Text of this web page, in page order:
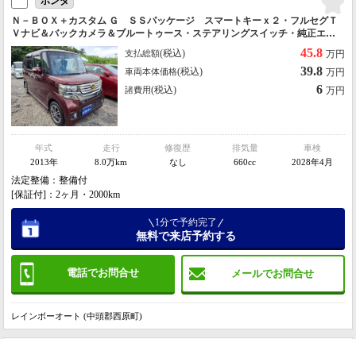
Ｎ－ＢＯＸ＋カスタム Ｇ ＳＳパッケージ スマートキーｘ２・フルセグＴ
Ｖナビ＆バックカメラ＆ブルートゥース・ステアリングスイッチ・純正エア
ロ＆アルミ＆フォグ・リヤ天井スピーカー・記録簿＆取説・禁煙車
支払総額(税込) 45.8 万円
車両本体価格(税込) 39.8 万円
諸費用(税込) 6 万円
年式
2013年
走行
8.0万km
修復歴
なし
排気量
660cc
車検
2028年4月
法定整備：整備付
[保証付]：2ヶ月・2000km
電話でお問合せ メールでお問合せ
1分で予約完了
無料で来店予約する
レインボーオート (中頭郡西原町)